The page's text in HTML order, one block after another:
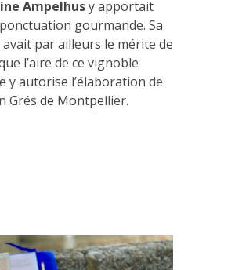
Ampelhusy apportait
gourmande. Sa
avait par ailleurs le mérite de
l’aire de ce vignoble
y autorise l’élaboration de
Grés de Montpellier.